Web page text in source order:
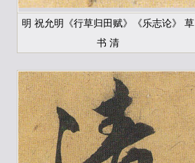
明 祝允明《行草归田赋》《乐志论》 草
书 清